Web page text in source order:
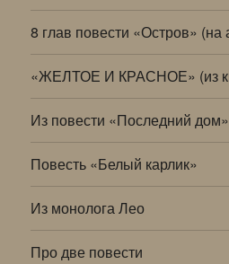
8 глав повести «Остров» (на
«ЖЕЛТОЕ И КРАСНОЕ» (из
Из повести «Последний дом»
Повесть «Белый карлик»
Из монолога Лео
Про две повести